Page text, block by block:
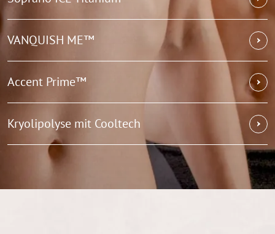
VANQUISH ME™
Accent Prime™
Kryolipolyse mit Cooltech